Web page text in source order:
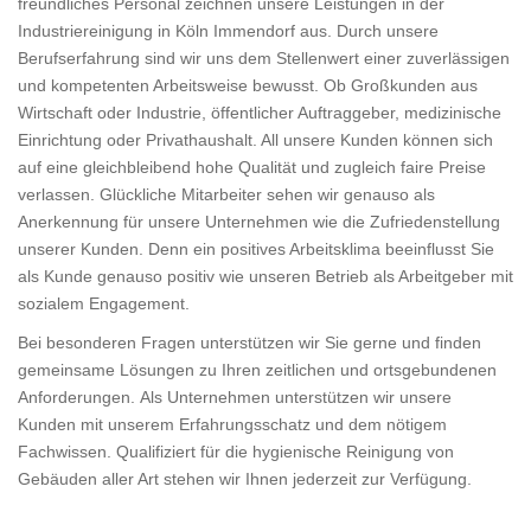
Industriereinigung in Köln Immendorf aus. Durch unsere
Berufserfahrung sind wir uns dem Stellenwert einer zuverlässigen
und kompetenten Arbeitsweise bewusst. Ob Großkunden aus
Wirtschaft oder Industrie, öffentlicher Auftraggeber, medizinische
Einrichtung oder Privathaushalt. All unsere Kunden können sich
auf eine gleichbleibend hohe Qualität und zugleich faire Preise
verlassen. Glückliche Mitarbeiter sehen wir genauso als
Anerkennung für unsere Unternehmen wie die Zufriedenstellung
unserer Kunden. Denn ein positives Arbeitsklima beeinflusst Sie
als Kunde genauso positiv wie unseren Betrieb als Arbeitgeber mit
sozialem Engagement.
Bei besonderen Fragen unterstützen wir Sie gerne und finden
gemeinsame Lösungen zu Ihren zeitlichen und ortsgebundenen
Anforderungen. Als Unternehmen unterstützen wir unsere
Kunden mit unserem Erfahrungsschatz und dem nötigem
Fachwissen. Qualifiziert für die hygienische Reinigung von
Gebäuden aller Art stehen wir Ihnen jederzeit zur Verfügung.